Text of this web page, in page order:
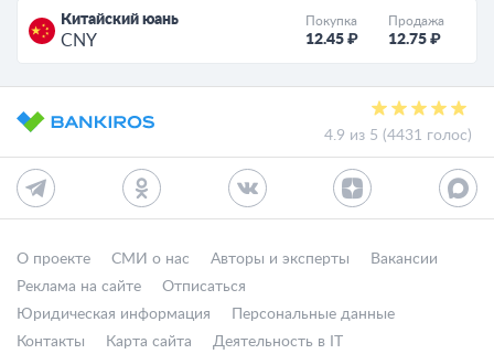
Китайский юань
CNY
Покупка
12.45 ₽
Продажа
12.75 ₽
4.9 из 5 (4431 голос)
О проекте СМИ о нас Авторы и эксперты
Вакансии
Реклама на сайте
Отписаться
Юридическая информация
Персональные данные
Контакты
Карта сайта Деятельность в IT